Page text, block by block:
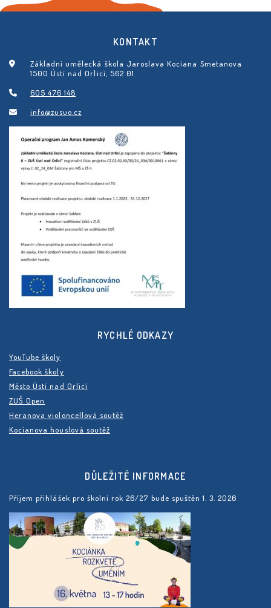
KONTAKT
Základní umělecká škola Jaroslava Kociana Smetanova
1500 Ústí nad Orlicí, 562 01
605 476 148
info@zusuo.cz
RYCHLÉ ODKAZY
YouTube školy
Facebook školy
Město Ústí nad Orlicí
ZUŠ Open
Heranova violoncellová soutěž
Kocianova houslová soutěž
DŮLEŽITÉ INFORMACE
Příjem přihlášek pro školní rok 26/27 bude spuštěn 1. 3. 2026